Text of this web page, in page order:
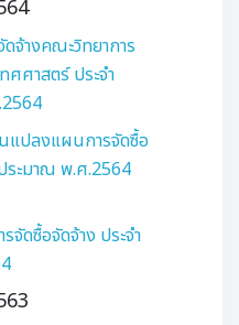
จ้างคณะวิทยาการ
ศศาสตร์ ประจำ
แปลงแผนการจัดซื้อ
ระมาณ พ.ศ.2564
จัดซื้อจัดจ้าง ประจำ